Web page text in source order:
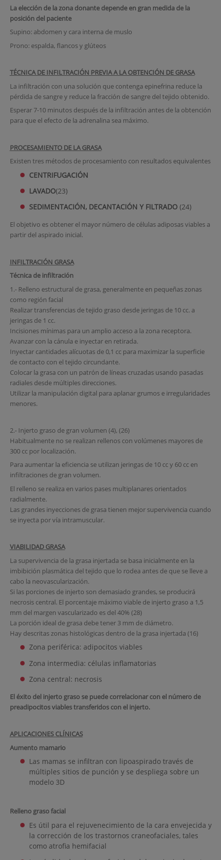
La elección de la zona donante depende en gran medida de la
posición del paciente
Supino: abdomen y cara interna de muslo
Prono: espalda, flancos y glúteos
TÉCNICA DE INFILTRACIÓN PREVIA A LA OBTENCIÓN DE GRASA
La infiltración con una solución que contenga epinefrina reduce la
pérdida de sangre y reduce la fracción de sangre del tejido obtenido.
Esperar 7-10 minutos después de la infiltración antes de la obtención
para que el efecto de la adrenalina sea máximo.
PROCESAMIENTO DE LA GRASA
Existen tres métodos de procesamiento con resultados equivalentes
CENTRIFUGACIÓN
LAVADO(23)
SEDIMENTACIÓN, DECANTACIÓN Y FILTRADO (24)
El objetivo es obtener el mayor número de células adiposas viables a
partir del aspirado inicial.
INFILTRACIÓN GRASA
Técnica de infiltración
1.- Relleno estructural de grasa, generalmente en pequeñas zonas
como región facial
Realizar transferencias de tejido graso desde jeringas de 10 cc. a
jeringas de 1 cc.
Incisiones mínimas para un amplio acceso a la zona receptora.
Avanzar con la cánula e inyectar en retirada.
Inyectar cantidades alícuotas de 0,1 cc para maximizar la superficie
de contacto con el tejido circundante.
Colocar la grasa con un patrón de líneas cruzadas usando pasadas
radiales desde múltiples direcciones.
Utilizar la manipulación digital para aplanar grumos e irregularidades
menores.
2.- Injerto graso de gran volumen (4), (26)
Habitualmente no se realizan rellenos con volúmenes mayores de
300 cc por localización.
Para aumentar la eficiencia se utilizan jeringas de 10 cc y 60 cc en
infiltraciones de gran volumen.
El relleno se realiza en varios pases multiplanares orientados
radialmente.
Las grandes inyecciones de grasa tienen mejor supervivencia cuando
se inyecta por vía intramuscular.
VIABILIDAD GRASA
La supervivencia de la grasa injertada se basa inicialmente en la
imbibición plasmática del tejido que lo rodea antes de que se lleve a
cabo la neovascularización.
Si las porciones de injerto son demasiado grandes, se producirá
necrosis central. El porcentaje máximo viable de injerto graso a 1,5
mm del margen vascularizado es del 40% (28)
La porción ideal de grasa debe tener 3 mm de diámetro.
Hay descritas zonas histológicas dentro de la grasa injertada (16)
Zona periférica: adipocitos viables
Zona intermedia: células inflamatorias
Zona central: necrosis
El éxito del injerto graso se puede correlacionar con el número de
preadipocitos viables transferidos con el injerto.
APLICACIONES CLÍNICAS
Aumento mamario
Las mamas se infiltran con lipoaspirado través de
múltiples sitios de punción y se despliega sobre un
modelo 3D
Relleno graso facial
Es útil para el rejuvenecimiento de la cara envejecida y
la corrección de los trastornos craneofaciales, tales
como atrofia hemifacial